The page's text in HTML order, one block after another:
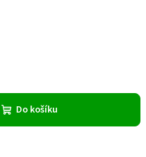
Do košíku